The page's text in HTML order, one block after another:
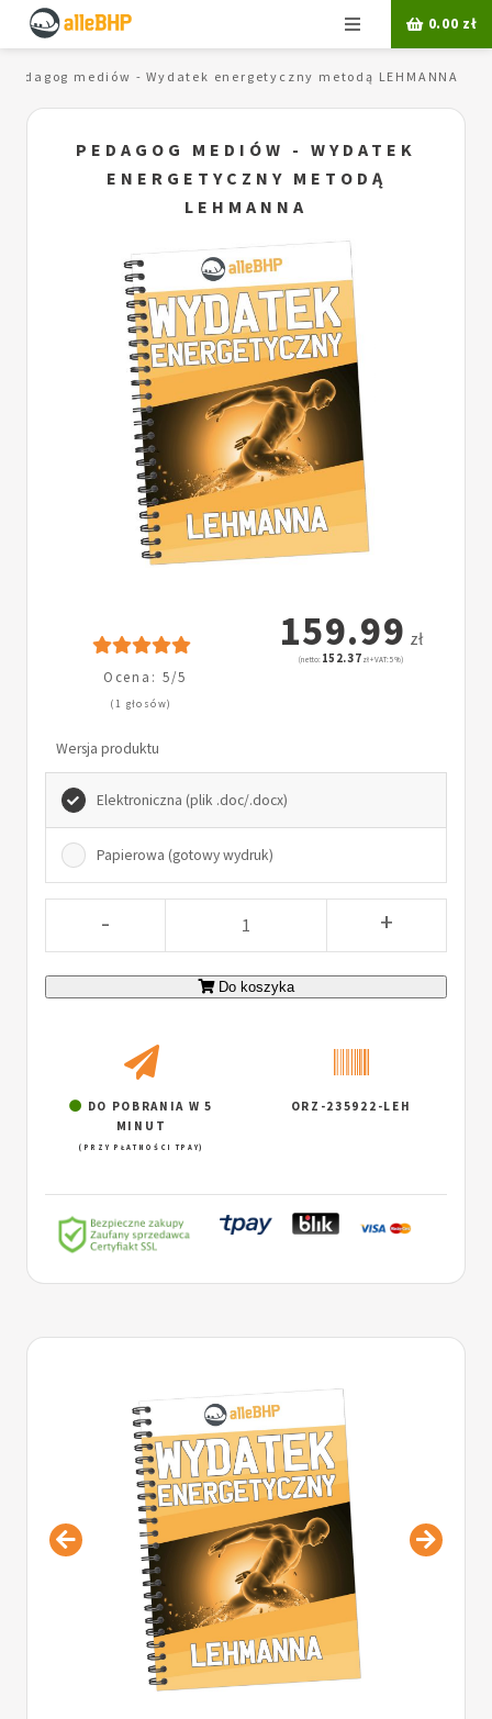
Menu 0.00 zł
Pedagog mediów - Wydatek energetyczny metodą LEHMANNA
PEDAGOG MEDIÓW - WYDATEK
ENERGETYCZNY METODĄ
LEHMANNA
Ocena: 5/5
(1 głosów)
159.99 zł
(netto: 152.37 zł + VAT: 5%)
Wersja produktu
Elektroniczna (plik .doc/.docx)
Papierowa (gotowy wydruk)
- +
Do koszyka
DO POBRANIA W 5
MINUT
(PRZY PŁATNOŚCI TPAY)
ORZ-235922-LEH